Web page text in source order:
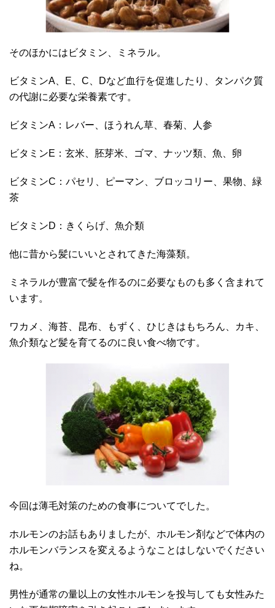
そのほかにはビタミン、ミネラル。
ビタミンA、E、C、Dなど血行を促進したり、タンパク質
の代謝に必要な栄養素です。
ビタミンA：レバー、ほうれん草、春菊、人参
ビタミンE：玄米、胚芽米、ゴマ、ナッツ類、魚、卵
ビタミンC：パセリ、ピーマン、ブロッコリー、果物、緑
茶
ビタミンD：きくらげ、魚介類
他に昔から髪にいいとされてきた海藻類。
ミネラルが豊富で髪を作るのに必要なものも多く含まれて
います。
ワカメ、海苔、昆布、もずく、ひじきはもちろん、カキ、
魚介類など髪を育てるのに良い食べ物です。
今回は薄毛対策のための食事についてでした。
ホルモンのお話もありましたが、ホルモン剤などで体内の
ホルモンバランスを変えるようなことはしないでください
ね。
男性が通常の量以上の女性ホルモンを投与しても女性みた